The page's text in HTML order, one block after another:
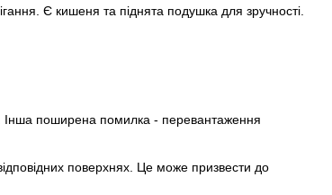
Є кишеня та піднята подушка для зручності.
Інша поширена помилка - перевантаження
поверхнях. Це може призвести до